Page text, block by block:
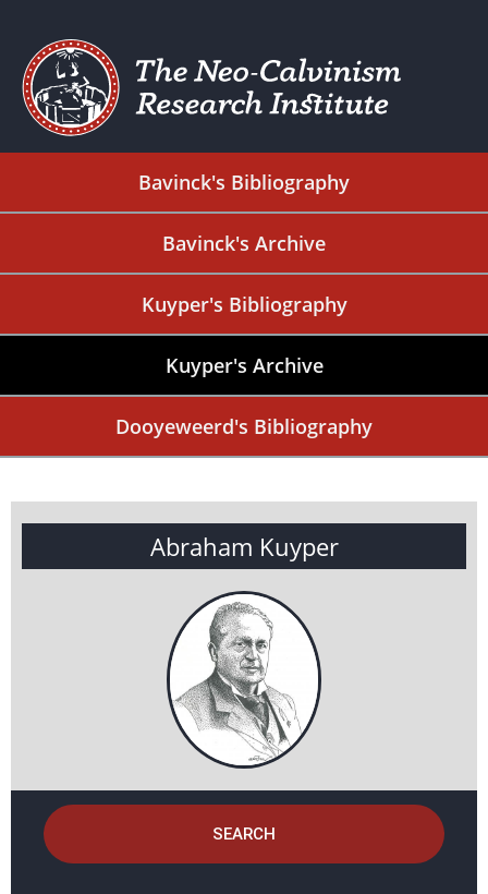
Bavinck's Bibliography
Bavinck's Archive
Kuyper's Bibliography
Kuyper's Archive
Dooyeweerd's Bibliography
Abraham Kuyper
SEARCH